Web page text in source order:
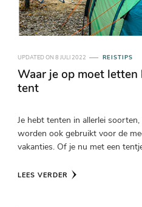
UPDATED ON 8 JULI 2022 REISTIPS
Waar je op moet letten
tent
Je hebt tenten in allerlei
worden ook gebruikt voor de
vakanties. Of je nu met een
LEES VERDER